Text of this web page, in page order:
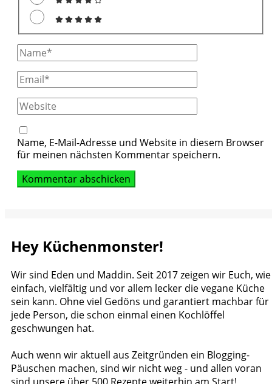
Full
Name
Email
Website
Name, E-Mail-Adresse und Website in diesem Browser
für meinen nächsten Kommentar speichern.
Hey Küchenmonster!
Wir sind Eden und Maddin. Seit 2017 zeigen wir Euch, wie
einfach, vielfältig und vor allem lecker die vegane Küche
sein kann. Ohne viel Gedöns und garantiert machbar für
jede Person, die schon einmal einen Kochlöffel
geschwungen hat.
Auch wenn wir aktuell aus Zeitgründen ein Blogging-
Päuschen machen, sind wir nicht weg - und allen voran